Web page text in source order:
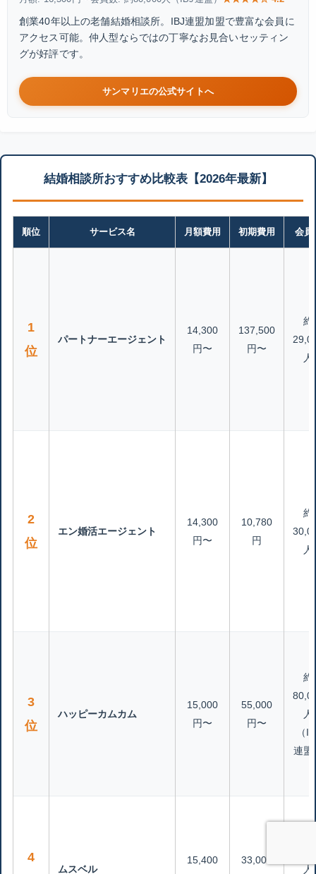
創業40年以上の老舗結婚相談所。IBJ連盟加盟で豊富な会員に
アクセス可能。仲人型ならではの丁寧なお見合いセッティン
グが好評です。
サンマリエの公式サイトへ
結婚相談所おすすめ比較表【2026年最新】
順位 サービス名 月額費用 初期費用 会員
1
位
パートナーエージェント
14,300
円〜
137,500
円〜
約
人
2
位
エン婚活エージェント
14,300
円〜
10,780
円
約
人
3
位
ハッピーカムカム
15,000
円〜
55,000
円〜
約
人
（
連盟
4
ムスベル
15,400
33,000
人